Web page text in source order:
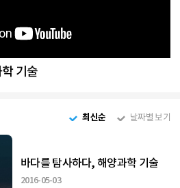
기술
최신순 날짜별 보기
바다를 탐사하다, 해양과학 기술
2016-05-03